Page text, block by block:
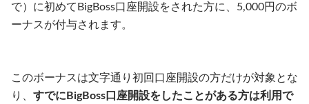
で）に初めてBigBoss口座開設をされた方に、5,000円のボ
ーナスが付与されます。
このボーナスは文字通り初回口座開設の方だけが対象とな
り、 すでにBigBoss口座開設をしたことがある方は利用で